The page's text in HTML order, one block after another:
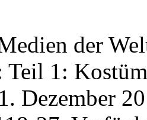
der
Teil 1:
Dezember